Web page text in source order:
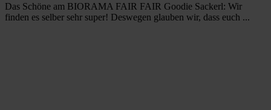
Das Schöne am BIORAMA FAIR FAIR Goodie Sackerl: Wir
finden es selber sehr super! Deswegen glauben wir, dass euch ...